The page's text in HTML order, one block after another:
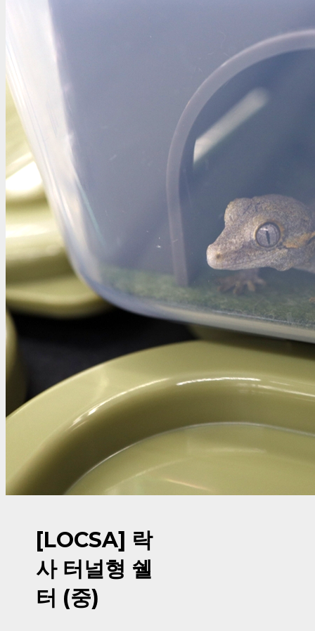
[LOCSA] 락
사 터널형 쉘
터 (중)